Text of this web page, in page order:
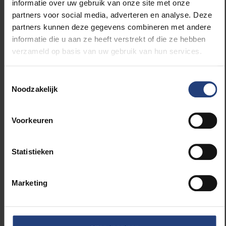
informatie over uw gebruik van onze site met onze
partners voor social media, adverteren en analyse. Deze
partners kunnen deze gegevens combineren met andere
informatie die u aan ze heeft verstrekt of die ze hebben
verzameld op basis van uw gebruik van hun services.
Noodzakelijk
Voorkeuren
Statistieken
Marketing
tijdsgeest moeilijk zal zijn, maar dat ze vooral de
hoop en het optimisme moeten koesteren. Ik ben
daar positief over, want de grote kracht van jongeren
op die leeftijd is hun veerkracht en weerbaarheid.”
verbanden zien,
wat belangrijk is
om je te kunnen
verplaatsen in het